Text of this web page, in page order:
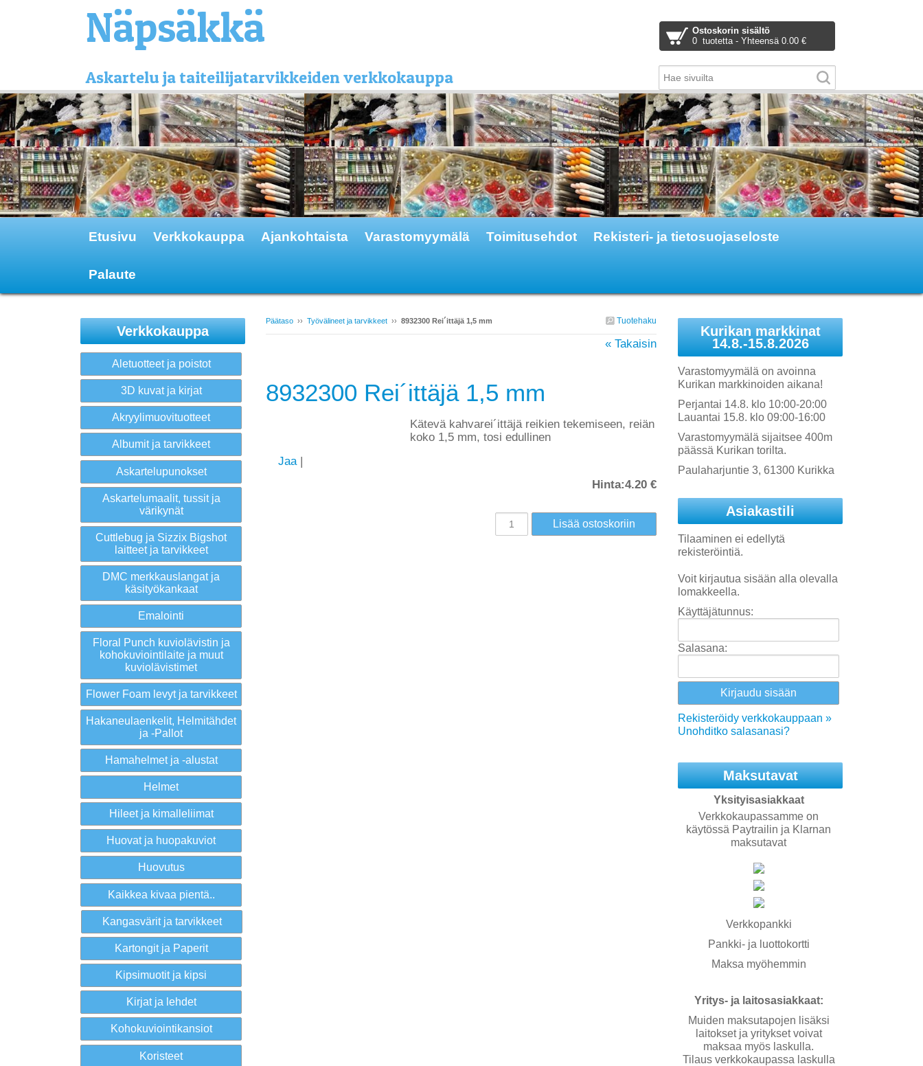
Ostoskorin sisältö
0 tuotetta - Yhteensä 0.00 €
Näpsäkkä
Askartelu ja taiteilijatarvikkeiden verkkokauppa
Etusivu Verkkokauppa Ajankohtaista Varastomyymälä Toimitusehdot Rekisteri- ja tietosuojaseloste
Palaute
Tuotehaku
Päätaso ›› Työvälineet ja tarvikkeet ›› 8932300 Rei´ittäjä 1,5 mm
« Takaisin
8932300 Rei´ittäjä 1,5 mm
Jaa |
Kätevä kahvarei´ittäjä reikien tekemiseen, reiän
koko 1,5 mm, tosi edullinen
Hinta:4.20 €
Verkkokauppa
Aletuotteet ja poistot
3D kuvat ja kirjat
Akryylimuovituotteet
Albumit ja tarvikkeet
Askartelupunokset
Askartelumaalit, tussit ja
värikynät
Cuttlebug ja Sizzix Bigshot
laitteet ja tarvikkeet
DMC merkkauslangat ja
käsityökankaat
Emalointi
Floral Punch kuviolävistin ja
kohokuviointilaite ja muut
kuviolävistimet
Flower Foam levyt ja tarvikkeet
Hakaneulaenkelit, Helmitähdet
ja -Pallot
Hamahelmet ja -alustat
Helmet
Hileet ja kimalleliimat
Huovat ja huopakuviot
Huovutus
Kaikkea kivaa pientä..
Kangasvärit ja tarvikkeet
Kartongit ja Paperit
Kipsimuotit ja kipsi
Kirjat ja lehdet
Kohokuviointikansiot
Koristeet
Kurikan markkinat
14.8.-15.8.2026
Varastomyymälä on avoinna
Kurikan markkinoiden aikana!
Perjantai 14.8. klo 10:00-20:00
Lauantai 15.8. klo 09:00-16:00
Varastomyymälä sijaitsee 400m
päässä Kurikan torilta.
Paulaharjuntie 3, 61300 Kurikka
Asiakastili
Tilaaminen ei edellytä
rekisteröintiä.
Voit kirjautua sisään alla olevalla
lomakkeella.
Käyttäjätunnus:
Salasana:
Rekisteröidy verkkokauppaan »
Unohditko salasanasi?
Maksutavat
Yksityisasiakkaat
Verkkokaupassamme on
käytössä Paytrailin ja Klarnan
maksutavat
Verkkopankki
Pankki- ja luottokortti
Maksa myöhemmin
Yritys- ja laitosasiakkaat:
Muiden maksutapojen lisäksi
laitokset ja yritykset voivat
maksaa myös laskulla.
Tilaus verkkokaupassa laskulla